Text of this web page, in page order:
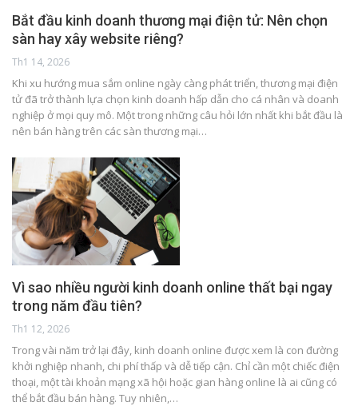
Bắt đầu kinh doanh thương mại điện tử: Nên chọn
sàn hay xây website riêng?
Th1 14, 2026
Khi xu hướng mua sắm online ngày càng phát triển, thương mại điện
tử đã trở thành lựa chọn kinh doanh hấp dẫn cho cá nhân và doanh
nghiệp ở mọi quy mô. Một trong những câu hỏi lớn nhất khi bắt đầu là
nên bán hàng trên các sàn thương mại…
Vì sao nhiều người kinh doanh online thất bại ngay
trong năm đầu tiên?
Th1 12, 2026
Trong vài năm trở lại đây, kinh doanh online được xem là con đường
khởi nghiệp nhanh, chi phí thấp và dễ tiếp cận. Chỉ cần một chiếc điện
thoại, một tài khoản mạng xã hội hoặc gian hàng online là ai cũng có
thể bắt đầu bán hàng. Tuy nhiên,…